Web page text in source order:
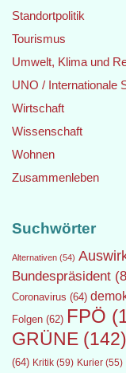
Standortpolitik
Tourismus
Umwelt, Klima und
UNO / Internationale
Wirtschaft
Wissenschaft
Wohnen
Zusammenleben
Suchwörter
Alternativen (54)
Bundespräsident
Coronavirus (64)
Folgen (62) FPÖ
GRÜNE (142)
(64) Kritik (59) Kurier (55)